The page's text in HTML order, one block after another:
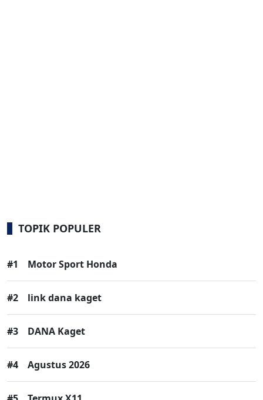
TOPIK POPULER
#1 Motor Sport Honda
#2 link dana kaget
#3 DANA Kaget
#4 Agustus 2026